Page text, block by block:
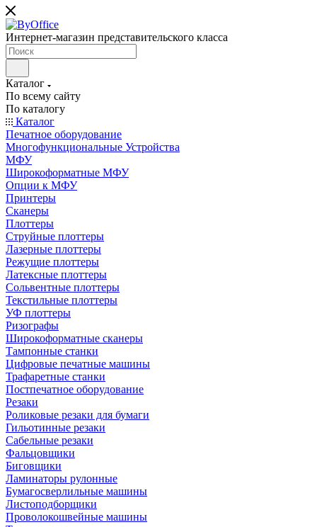
Интернет-магазин представительского класса
Каталог
По всему сайту
По каталогу
Каталог
Печатное оборудование
Многофункциональные Устройства
МФУ
Широкоформатные МФУ
Опции к МФУ
Принтеры
Сканеры
Плоттеры
Струйные плоттеры
Лазерные плоттеры
Режущие плоттеры
Латексные плоттеры
Сольвентные плоттеры
Текстильные плоттеры
УФ плоттеры
Ризографы
Широкоформатные сканеры
Тампонные станки
Цифровые печатные машины
Трафаретные станки
Постпечатное оборудование
Резаки
Роликовые резаки для бумаги
Гильотинные резаки
Сабельные резаки
Фальцовщики
Биговщики
Ламинаторы рулонные
Бумагосверлильные машины
Листоподборщики
Проволокошвейные машины